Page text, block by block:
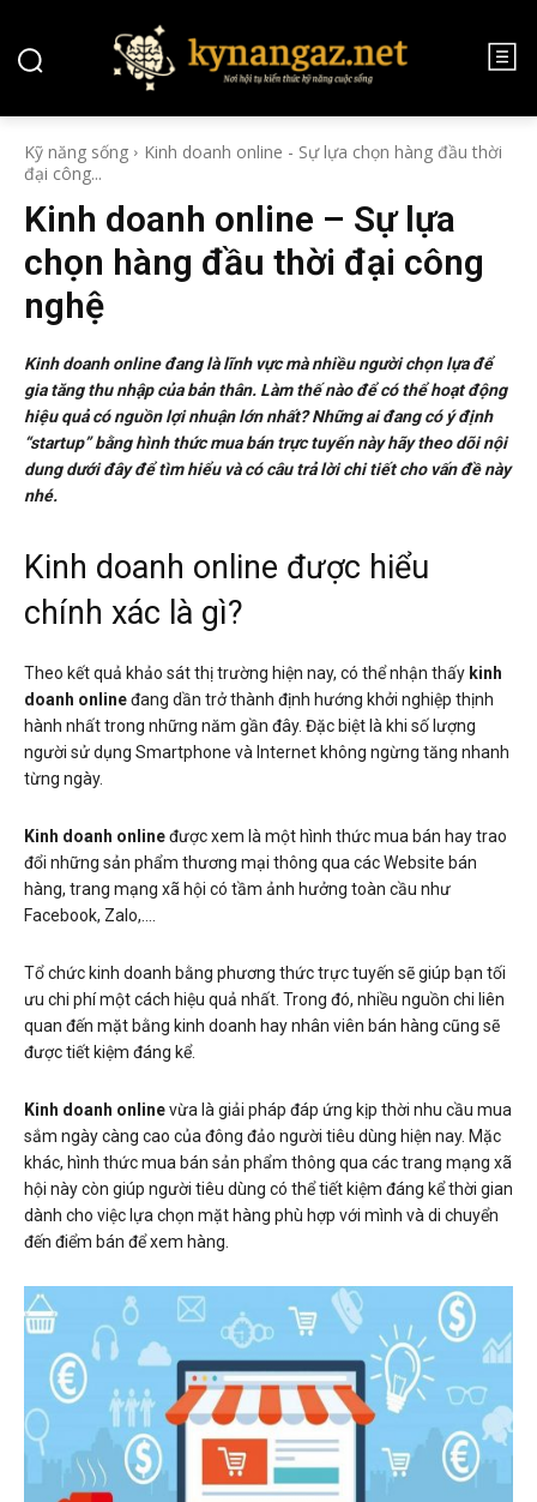
Kỹ năng sống
Kinh doanh online - Sự lựa chọn hàng đầu thời
đại công...
Kinh doanh online – Sự lựa
chọn hàng đầu thời đại công
nghệ
Kinh doanh online đang là lĩnh vực mà nhiều người chọn lựa để
gia tăng thu nhập của bản thân. Làm thế nào để có thể hoạt động
hiệu quả có nguồn lợi nhuận lớn nhất? Những ai đang có ý định
“startup” bằng hình thức mua bán trực tuyến này hãy theo dõi nội
dung dưới đây để tìm hiểu và có câu trả lời chi tiết cho vấn đề này
nhé.
Kinh doanh online được hiểu
chính xác là gì?
Theo kết quả khảo sát thị trường hiện nay, có thể nhận thấy kinh
doanh onlineđang dần trở thành định hướng khởi nghiệp thịnh
hành nhất trong những năm gần đây. Đặc biệt là khi số lượng
người sử dụng Smartphone và Internet không ngừng tăng nhanh
từng ngày.
Kinh doanh onlineđược xem là một hình thức mua bán hay trao
đổi những sản phẩm thương mại thông qua các Website bán
hàng, trang mạng xã hội có tầm ảnh hưởng toàn cầu như
Facebook, Zalo,….
Tổ chức kinh doanh bằng phương thức trực tuyến sẽ giúp bạn tối
ưu chi phí một cách hiệu quả nhất. Trong đó, nhiều nguồn chi liên
quan đến mặt bằng kinh doanh hay nhân viên bán hàng cũng sẽ
được tiết kiệm đáng kể.
Kinh doanh onlinevừa là giải pháp đáp ứng kịp thời nhu cầu mua
sắm ngày càng cao của đông đảo người tiêu dùng hiện nay. Mặc
khác, hình thức mua bán sản phẩm thông qua các trang mạng xã
hội này còn giúp người tiêu dùng có thể tiết kiệm đáng kể thời gian
dành cho việc lựa chọn mặt hàng phù hợp với mình và di chuyển
đến điểm bán để xem hàng.